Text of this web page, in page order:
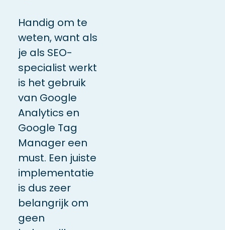
Handig om te
weten, want als
je als SEO-
specialist werkt
is het gebruik
van Google
Analytics en
Google Tag
Manager een
must. Een juiste
implementatie
is dus zeer
belangrijk om
geen